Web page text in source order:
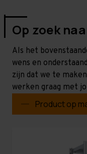
Op zoek
Als het
wens en
zijn dat we te
werken graag met
Product op